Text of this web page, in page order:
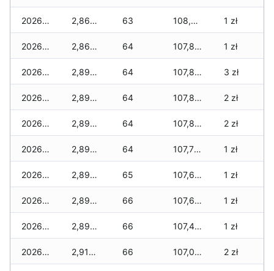
2026-02-12 2,865 zł 63 108,215 zł 1 zł
2026-02-11 2,865 zł 64 107,865 zł 1 zł
2026-02-10 2,895 zł 64 107,865 zł 3 zł
2026-02-09 2,895 zł 64 107,800 zł 2 zł
2026-02-08 2,895 zł 64 107,800 zł 2 zł
2026-02-07 2,895 zł 64 107,785 zł 1 zł
2026-02-06 2,895 zł 65 107,640 zł 1 zł
2026-02-05 2,895 zł 66 107,610 zł 1 zł
2026-02-04 2,895 zł 66 107,470 zł 1 zł
2026-02-03 2,910 zł 66 107,020 zł 2 zł